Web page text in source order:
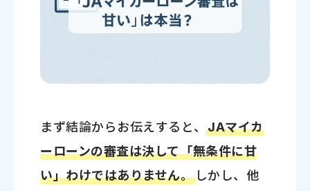
まず結論からお伝えすると、JAマイカ
ーローンの審査は決して「無条件に甘
い」わけではありません。しかし、他